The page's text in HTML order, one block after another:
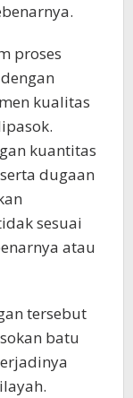
proses
kualitas
kuantitas
dugaan
sesuai
atau
tersebut
batu